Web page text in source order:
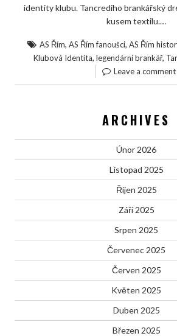
identity klubu. Tancrediho brankářský
kusem textilu.…
AS Řím, AS Řím fanoušci, AS Řím
Klubová Identita, legendární brankář,
Leave a comment
ARCHIVES
Únor 2026
Listopad 2025
Říjen 2025
Září 2025
Srpen 2025
Červenec 2025
Červen 2025
Květen 2025
Duben 2025
Březen 2025